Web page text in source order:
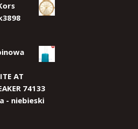
AT
74133
- niebieski